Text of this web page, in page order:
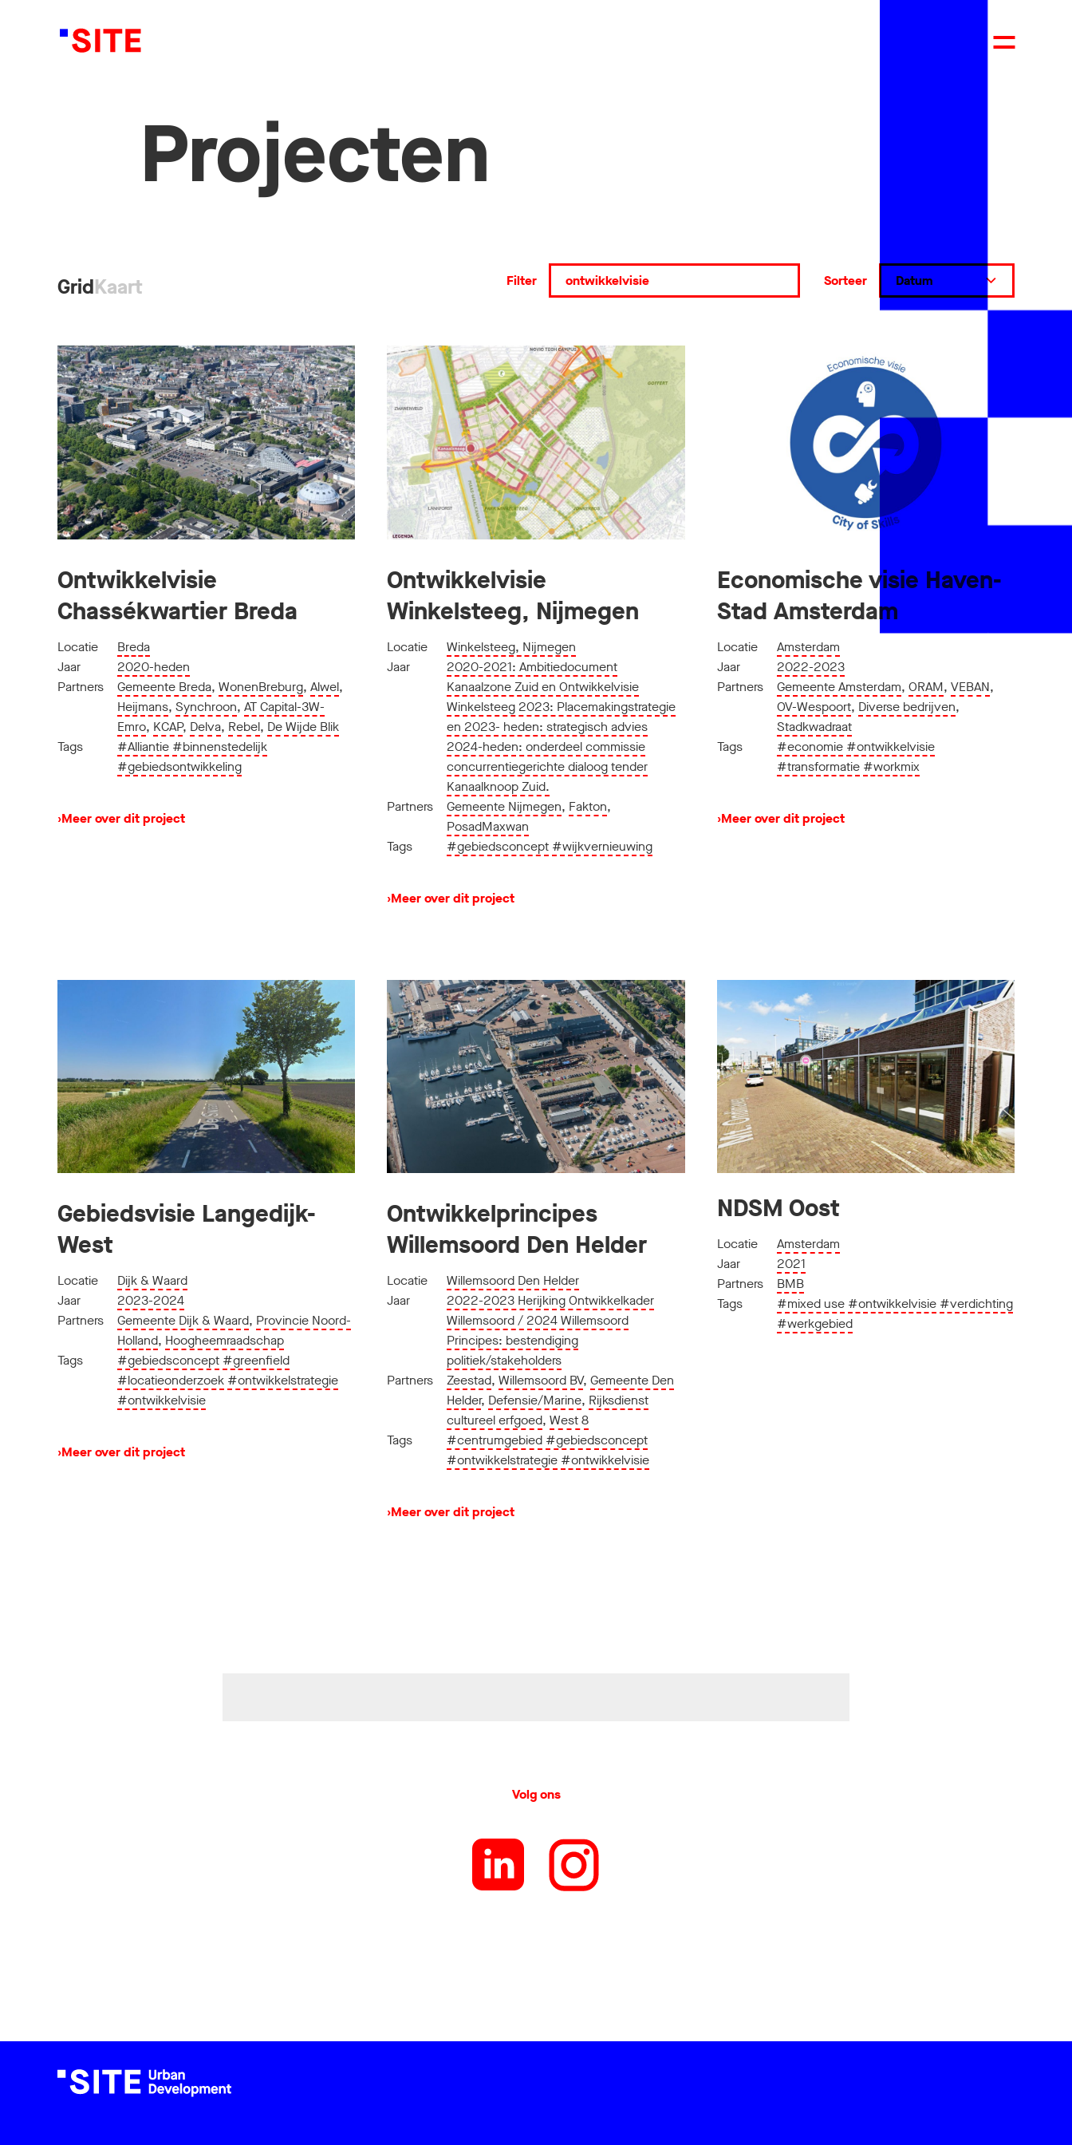
Projecten
GridKaart Filter Sorteer
Ontwikkelvisie
Chassékwartier Breda
Locatie
Breda
Jaar
2020-heden
Partners
Gemeente Breda, WonenBreburg, Alwel,
Heijmans, Synchroon, AT Capital-3W-
Emro, KCAP, Delva, Rebel, De Wijde Blik
Tags
#Alliantie #binnenstedelijk
#gebiedsontwikkeling
›Meer over dit project
Ontwikkelvisie
Winkelsteeg, Nijmegen
Locatie
Winkelsteeg, Nijmegen
Jaar
2020-2021: Ambitiedocument
Kanaalzone Zuid en Ontwikkelvisie
Winkelsteeg 2023: Placemakingstrategie
en 2023- heden: strategisch advies
2024-heden: onderdeel commissie
concurrentiegerichte dialoog tender
Kanaalknoop Zuid.
Partners
Gemeente Nijmegen, Fakton,
PosadMaxwan
Tags
#gebiedsconcept #wijkvernieuwing
›Meer over dit project
Economische visie Haven-
Stad Amsterdam
Locatie
Amsterdam
Jaar
2022-2023
Partners
Gemeente Amsterdam, ORAM, VEBAN,
OV-Wespoort, Diverse bedrijven,
Stadkwadraat
Tags
#economie #ontwikkelvisie
#transformatie #workmix
›Meer over dit project
Gebiedsvisie Langedijk-
West
Locatie
Dijk & Waard
Jaar
2023-2024
Partners
Gemeente Dijk & Waard, Provincie Noord-
Holland, Hoogheemraadschap
Tags
#gebiedsconcept #greenfield
#locatieonderzoek #ontwikkelstrategie
#ontwikkelvisie
›Meer over dit project
Ontwikkelprincipes
Willemsoord Den Helder
Locatie
Willemsoord Den Helder
Jaar
2022-2023 Herijking Ontwikkelkader
Willemsoord / 2024 Willemsoord
Principes: bestendiging
politiek/stakeholders
Partners
Zeestad,Willemsoord BV,Gemeente Den
Helder, Defensie/Marine, Rijksdienst
cultureel erfgoed,West 8
Tags
#centrumgebied #gebiedsconcept
#ontwikkelstrategie #ontwikkelvisie
›Meer over dit project
NDSM Oost
Locatie
Amsterdam
Jaar
2021
Partners
BMB
Tags
#mixed use #ontwikkelvisie #verdichting
#werkgebied
Volg ons